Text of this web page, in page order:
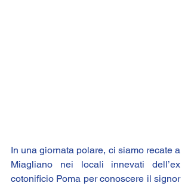
In una giornata polare, ci siamo recate a
Miagliano nei locali innevati dell’ex
cotonificio Poma per conoscere il signor